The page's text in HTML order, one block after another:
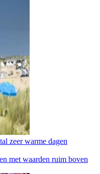
zeer warme dagen
met waarden ruim boven